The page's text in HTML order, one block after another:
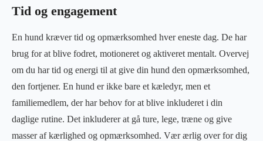
Tid og engagement
En hund kræver tid og opmærksomhed hver eneste dag. De har
brug for at blive fodret, motioneret og aktiveret mentalt. Overvej
om du har tid og energi til at give din hund den opmærksomhed,
den fortjener. En hund er ikke bare et kæledyr, men et
familiemedlem, der har behov for at blive inkluderet i din
daglige rutine. Det inkluderer at gå ture, lege, træne og give
masser af kærlighed og opmærksomhed. Vær ærlig over for dig